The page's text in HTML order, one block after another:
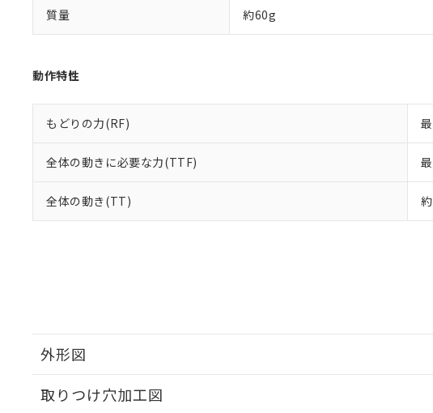
質量 約60g
動作特性
もどりの力(RF)
全体の動きに必要な力(TTF)
全体の動き(TT)
外形図
取りつけ穴加工図